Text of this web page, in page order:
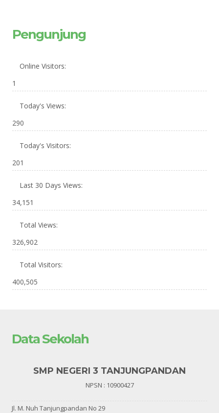
Pengunjung
Online Visitors:
1
Today's Views:
290
Today's Visitors:
201
Last 30 Days Views:
34,151
Total Views:
326,902
Total Visitors:
400,505
Data Sekolah
SMP NEGERI 3 TANJUNGPANDAN
NPSN : 10900427
Jl. M. Nuh Tanjungpandan No 29